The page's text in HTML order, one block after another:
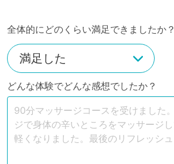
全体的にどのくらい満足できましたか？
どんな体験でどんな感想でしたか？